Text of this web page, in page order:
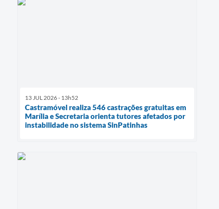
13 JUL 2026 - 13h52
Castramóvel realiza 546 castrações gratuitas em
Marília e Secretaria orienta tutores afetados por
instabilidade no sistema SinPatinhas